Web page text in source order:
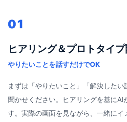
01
ヒアリング＆プロトタイ
やりたいことを話すだけでOK
まずは「やりたいこと」「解決した
聞かせください。ヒアリングを基にAI
す。実際の画面を見ながら、一緒にイ